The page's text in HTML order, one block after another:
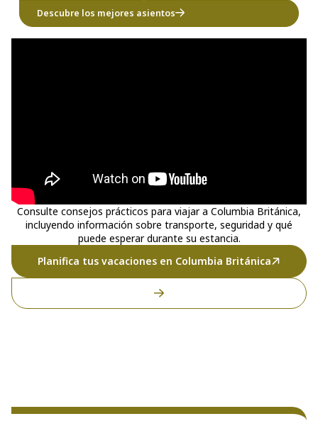
Descubre los mejores asientos
Consulte consejos prácticos para viajar a Columbia Británica,
incluyendo información sobre transporte, seguridad y qué
puede esperar durante su estancia.
Planifica tus vacaciones en Columbia Británica